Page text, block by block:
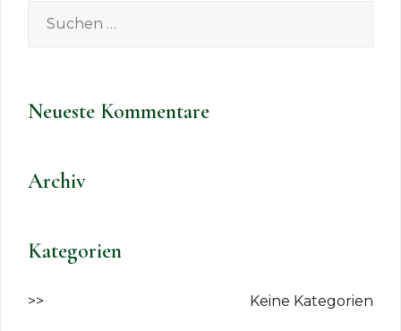
Neueste Kommentare
Archiv
Kategorien
Keine Kategorien